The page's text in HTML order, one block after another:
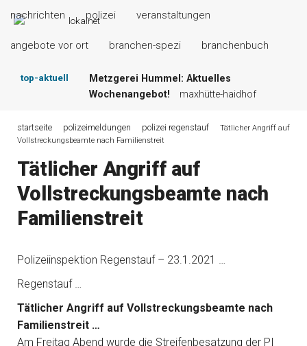
nachrichten polizei veranstaltungen
angebote vor ort branchen-spezi branchenbuch
top-aktuell
Metzgerei Hummel: Aktuelles
Wochenangebot!
maxhütte-haidhof
Grillspezialitäten u.v.m.!
kallmünz
Meindl Metzgerei: Wochen-Speisekarte
Der „deutsche Michel“ muss nun zahlen!
kommentare & serien & leserbriefe
Maxhütter Fischladen: Unser aktuelles
Angebot …
angebote vor ort | anzeige
startseite polizeimeldungen polizei regenstauf
Tätlicher Angriff auf
Vollstreckungsbeamte nach Familienstreit
Tätlicher Angriff auf
Vollstreckungsbeamte nach
Familienstreit
Polizeiinspektion Regenstauf – 23.1.2021 …
Regenstauf …
Tätlicher Angriff auf Vollstreckungsbeamte nach
Familienstreit …
Am Freitag Abend wurde die Streifenbesatzung der PI